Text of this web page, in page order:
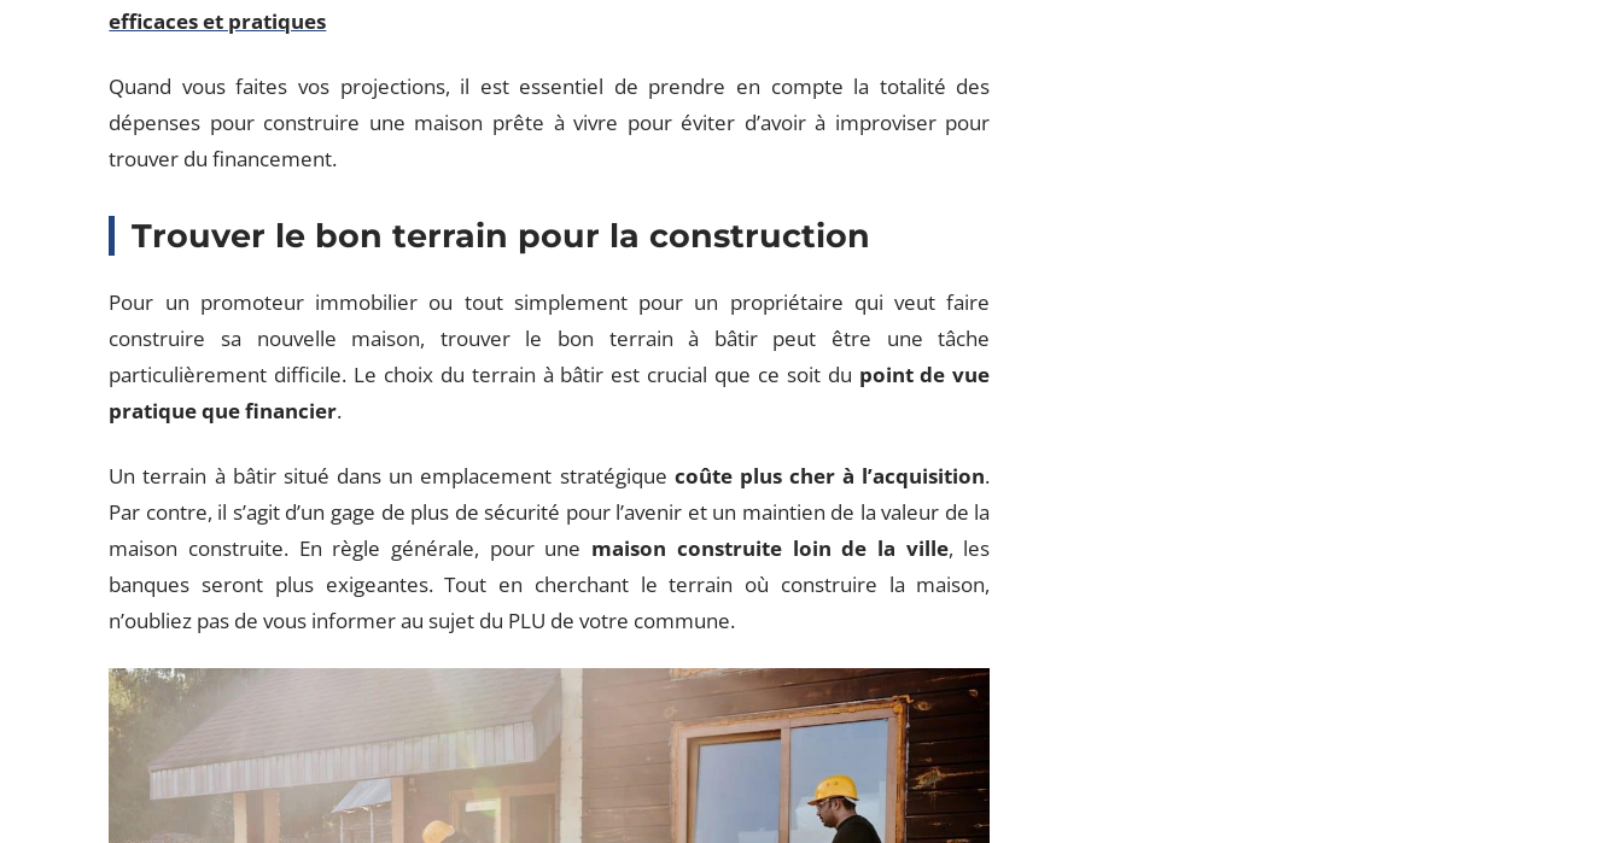
efficaces et pratiques
Quand vous faites vos projections, il est essentiel de prendre en compte la totalité des
dépenses pour construire une maison prête à vivre pour éviter d’avoir à improviser pour
trouver du financement.
Trouver le bon terrain pour la construction
Pour un promoteur immobilier ou tout simplement pour un propriétaire qui veut faire
construire sa nouvelle maison, trouver le bon terrain à bâtir peut être une tâche
particulièrement difficile. Le choix du terrain à bâtir est crucial que ce soit du point de vue
pratique que financier.
Un terrain à bâtir situé dans un emplacement stratégique coûte plus cher à l’acquisition.
Par contre, il s’agit d’un gage de plus de sécurité pour l’avenir et un maintien de la valeur de la
maison construite. En règle générale, pour une maison construite loin de la ville, les
banques seront plus exigeantes. Tout en cherchant le terrain où construire la maison,
n’oubliez pas de vous informer au sujet du PLU de votre commune.